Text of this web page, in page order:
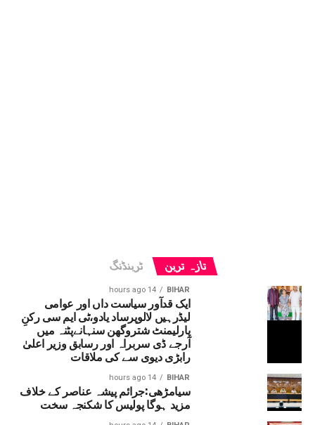
تازہ ترین ٹرینڈنگ
BIHAR
14 hours ago
ایک قدآور سیاست داں اور عوامی
لیڈرہیں لالوپرساد یادو،ٹی ایم سی رکنِ
پارلیمنٹ شتروگھن سنہانےپٹنہ میں
آرجے ڈی سربراہ اور رسابق وزیر اعلیٰ
رابڑی دیوی سے کی ملاقات
BIHAR
14 hours ago
سیامڑھی:جرائم پیشہ عناصر کے خلاف
مزید ہوگا پولیس کا شکنجہ سخت